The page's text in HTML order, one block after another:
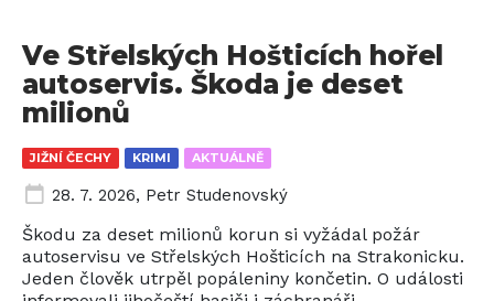
JIŽNÍ ČECHY KRIMI AKTUÁLNĚ
Ve Střelských Hošticích hořel
autoservis. Škoda je deset
milionů
28. 7. 2026, Petr Studenovský
Škodu za deset milionů korun si vyžádal požár
autoservisu ve Střelských Hošticích na Strakonicku.
Jeden člověk utrpěl popáleniny končetin. O události